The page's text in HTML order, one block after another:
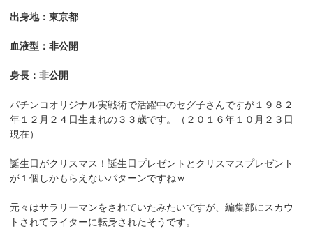
出身地：東京都
血液型：非公開
身長：非公開
パチンコオリジナル実戦術で活躍中のセグ子さんですが１９８２
年１２月２４日生まれの３３歳です。（２０１６年１０月２３日
現在）
誕生日がクリスマス！誕生日プレゼントとクリスマスプレゼント
が１個しかもらえないパターンですねｗ
元々はサラリーマンをされていたみたいですが、編集部にスカウ
トされてライターに転身されたそうです。